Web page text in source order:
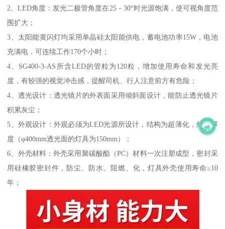
2、LED角度：发光二极管角度在25－30°时光源饱满，使可视角度范
围扩大；
3、太阳能黄闪灯均采用单晶硅太阳能供电，蓄电池功率15W，电池
充满电，可连续工作170个小时；
4、SG400-3-AS所含LED的管粒为120粒，增加使用寿命和发光亮
度，有较强的视觉冲击感，提醒司机、行人注意前方有危险；
4、透光设计：透光镜片的外表面采用倾斜面设计，能防止透光镜片
积累灰尘；
5、外观设计：外观必须为LED光源所设计，结构为超薄化，灯具厚
度（φ400mm透光面的灯具为150mm）；
6、外壳材料：外壳采用聚碳酸酯（PC）材料一次注塑成型，密封采
用硅橡胶密封件，防尘、防水、阻燃、化，灯具外壳使用寿命≥10
年；